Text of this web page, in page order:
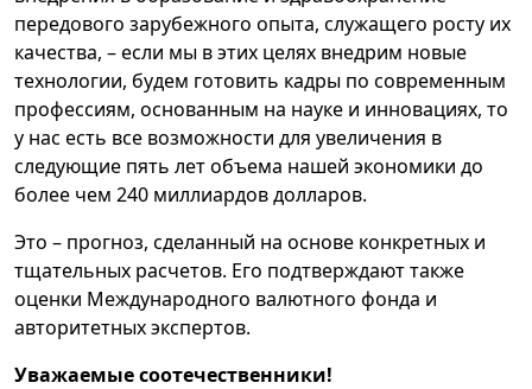
передового зарубежного опыта, служащего росту их
качества, – если мы в этих целях внедрим новые
технологии, будем готовить кадры по современным
профессиям, основанным на науке и инновациях, то
у нас есть все возможности для увеличения в
следующие пять лет объема нашей экономики до
более чем 240 миллиардов долларов.
Это – прогноз, сделанный на основе конкретных и
тщательных расчетов. Его подтверждают также
оценки Международного валютного фонда и
авторитетных экспертов.
Уважаемые соотечественники!